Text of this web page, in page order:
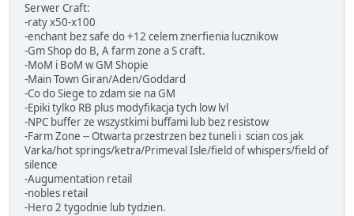
Serwer Craft:
-raty x50-x100
-enchant bez safe do +12 celem znerfienia lucznikow
-Gm Shop do B, A farm zone a S craft.
-MoM i BoM w GM Shopie
-Main Town Giran/Aden/Goddard
-Co do Siege to zdam sie na GM
-Epiki tylko RB plus modyfikacja tych low lvl
-NPC buffer ze wszystkimi buffami lub bez resistow
-Farm Zone -- Otwarta przestrzen bez tuneli i scian cos jak
Varka/hot springs/ketra/Primeval Isle/field of whispers/field of
silence
-Augumentation retail
-nobles retail
-Hero 2 tygodnie lub tydzien.